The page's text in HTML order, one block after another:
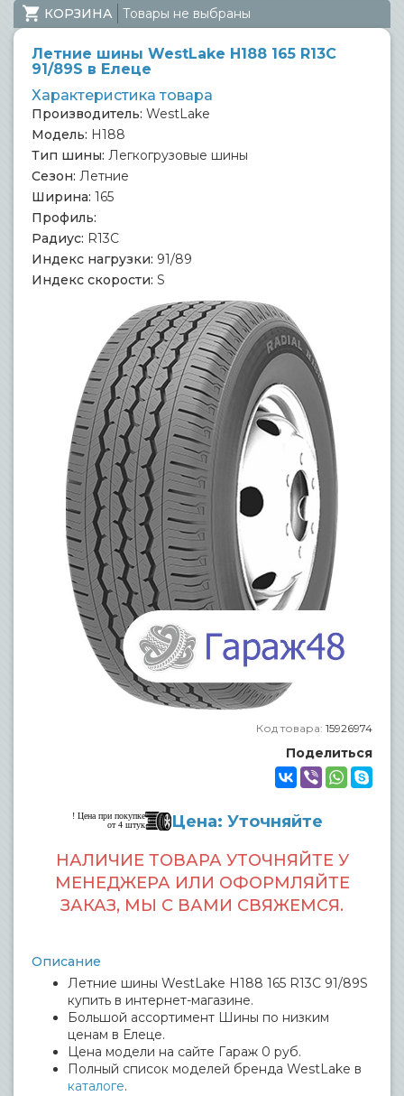
КОРЗИНА Товары не выбраны
Летние шины WestLake H188 165 R13C
91/89S в Елеце
Характеристика товара
Производитель: WestLake
Модель: H188
Тип шины: Легкогрузовые шины
Сезон: Летние
Ширина: 165
Профиль:
Радиус: R13C
Индекс нагрузки: 91/89
Индекс скорости: S
Код товара: 15926974
Поделиться
! Цена при покупке
от 4 штук
Цена: Уточняйте
НАЛИЧИЕ ТОВАРА УТОЧНЯЙТЕ У
МЕНЕДЖЕРА ИЛИ ОФОРМЛЯЙТЕ
ЗАКАЗ, МЫ С ВАМИ СВЯЖЕМСЯ.
Описание
Летние шины WestLake H188 165 R13C 91/89S
купить в интернет-магазине.
Большой ассортимент Шины по низким
ценам в Елеце.
Цена модели на сайте Гараж 0 руб.
Полный список моделей бренда WestLake в
каталоге.